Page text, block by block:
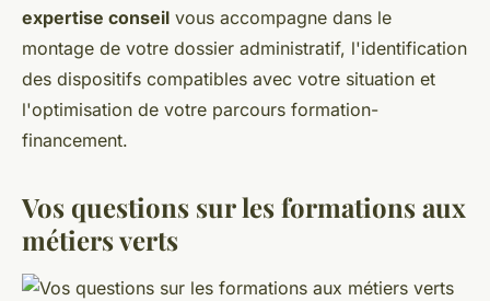
expertise conseil vous accompagne dans le
montage de votre dossier administratif, l'identification
des dispositifs compatibles avec votre situation et
l'optimisation de votre parcours formation-
financement.
Vos questions sur les formations aux
métiers verts